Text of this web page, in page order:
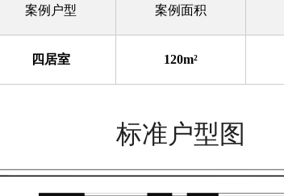
案例户型 案例面积
四居室 120m²
标准户型图